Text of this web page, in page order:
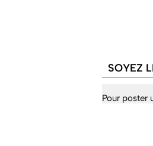
SOYEZ
Pour poster